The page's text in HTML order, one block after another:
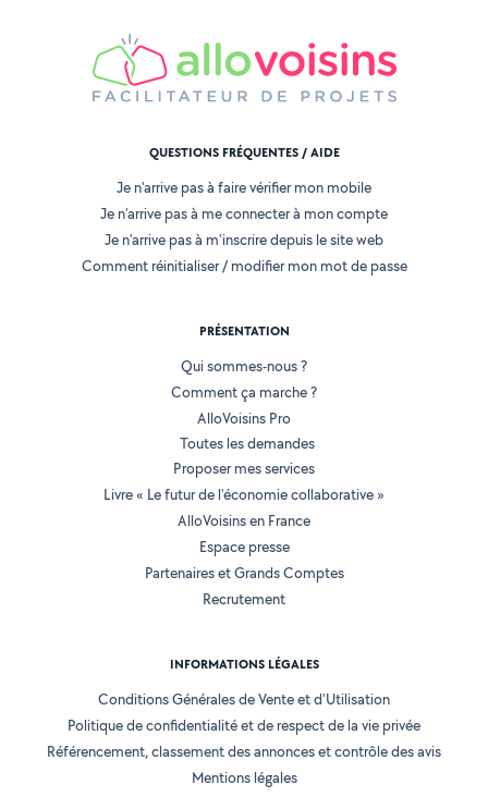
QUESTIONS FRÉQUENTES / AIDE
Je n'arrive pas à faire vérifier mon mobile
Je n'arrive pas à me connecter à mon compte
Je n'arrive pas à m'inscrire depuis le site web
Comment réinitialiser / modifier mon mot de passe
PRÉSENTATION
Qui sommes-nous ?
Comment ça marche ?
AlloVoisins Pro
Toutes les demandes
Proposer mes services
Livre « Le futur de l'économie collaborative »
AlloVoisins en France
Espace presse
Partenaires et Grands Comptes
Recrutement
INFORMATIONS LÉGALES
Conditions Générales de Vente et d'Utilisation
Politique de confidentialité et de respect de la vie privée
Référencement, classement des annonces et contrôle des avis
Mentions légales